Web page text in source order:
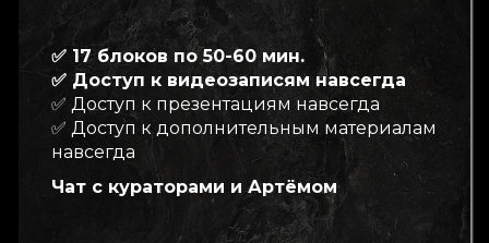
✅ 17 блоков по 50-60 мин.
✅ Доступ к видеозаписям навсегда
✅ Доступ к презентациям навсегда
✅ Доступ к дополнительным материалам
навсегда
Чат с кураторами и Артёмом